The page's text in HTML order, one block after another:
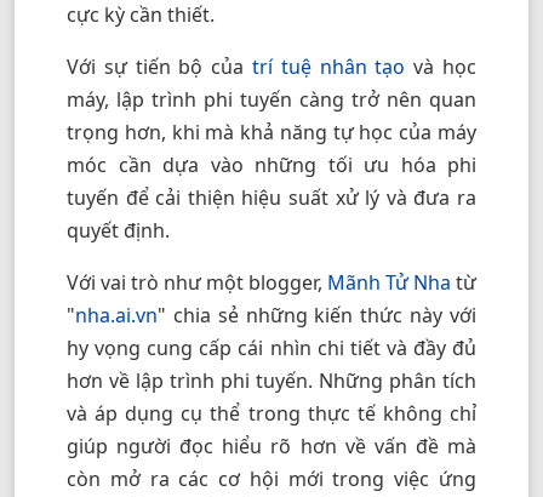
cực kỳ cần thiết.
Với sự tiến bộ của trí tuệ nhân tạo và học
máy, lập trình phi tuyến càng trở nên quan
trọng hơn, khi mà khả năng tự học của máy
móc cần dựa vào những tối ưu hóa phi
tuyến để cải thiện hiệu suất xử lý và đưa ra
quyết định.
Với vai trò như một blogger, Mãnh Tử Nha từ
"nha.ai.vn" chia sẻ những kiến thức này với
hy vọng cung cấp cái nhìn chi tiết và đầy đủ
hơn về lập trình phi tuyến. Những phân tích
và áp dụng cụ thể trong thực tế không chỉ
giúp người đọc hiểu rõ hơn về vấn đề mà
còn mở ra các cơ hội mới trong việc ứng